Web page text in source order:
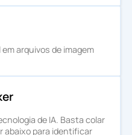
arquivos de imagem
de IA. Basta colar
abaixo para identificar